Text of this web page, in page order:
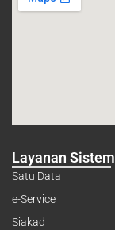
Layanan Sistem
Satu Data
e-Service
Siakad